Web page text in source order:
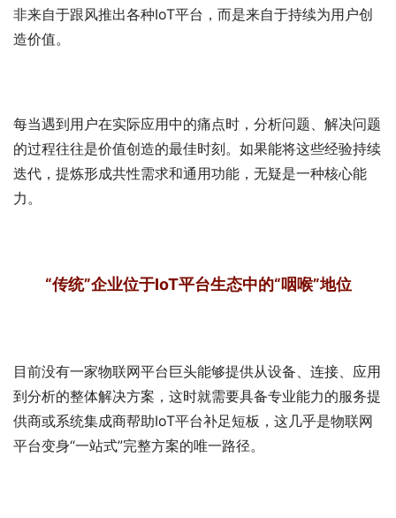
非来自于跟风推出各种IoT平台，而是来自于持续为用户创
造价值。
每当遇到用户在实际应用中的痛点时，分析问题、解决问题
的过程往往是价值创造的最佳时刻。如果能将这些经验持续
迭代，提炼形成共性需求和通用功能，无疑是一种核心能
力。
“传统”企业位于IoT平台生态中的“咽喉”地位
目前没有一家物联网平台巨头能够提供从设备、连接、应用
到分析的整体解决方案，这时就需要具备专业能力的服务提
供商或系统集成商帮助IoT平台补足短板，这几乎是物联网
平台变身“一站式”完整方案的唯一路径。